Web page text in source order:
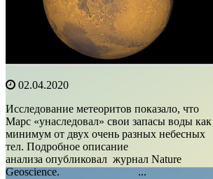
02.04.2020
Исследование метеоритов показало, что
Марс «унаследовал» свои запасы воды как
минимум от двух очень разных небесных
тел. Подробное описание
анализа опубликовал журнал Nature
Geoscience. ...